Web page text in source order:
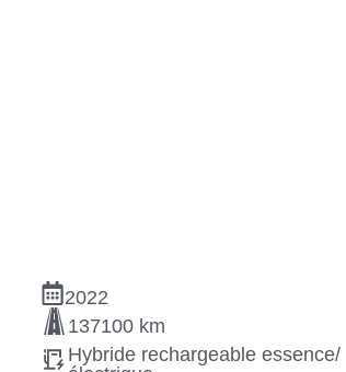
2022
137100 km
Hybride rechargeable essence/